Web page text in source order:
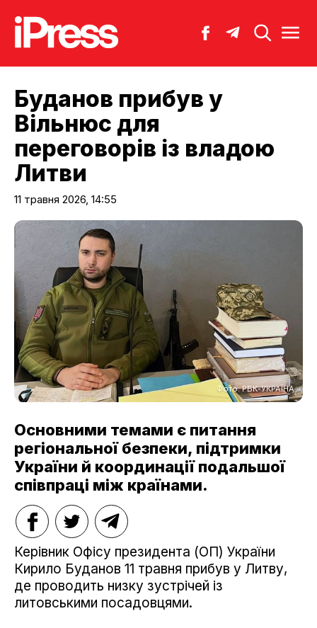
Буданов прибув у
Вільнюс для
переговорів із владою
Литви
11 травня 2026, 14:55
Фото: РБК-УКРАЇНА
Основними темами є питання
регіональної безпеки, підтримки
України й координації подальшої
співпраці між країнами.
Керівник Офісу президента (ОП) України
Кирило Буданов 11 травня прибув у Литву,
де проводить низку зустрічей із
литовськими посадовцями.